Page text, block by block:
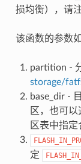
损均衡），请
该函数的参数如
partition -
storage/
base_dir -
区，也可
区表中指定
定